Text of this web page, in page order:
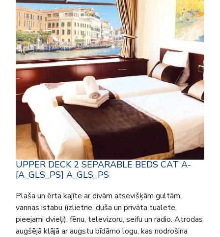
UPPER DECK 2 SEPARABLE BEDS CAT A-
[A_GLS_PS] A_GLS_PS
Plaša un ērta kajīte ar divām atsevišķām gultām,
vannas istabu (izlietne, duša un privāta tualete,
pieejami dvieļi), fēnu, televizoru, seifu un radio. Atrodas
augšējā klājā ar augstu bīdāmo logu, kas nodrošina